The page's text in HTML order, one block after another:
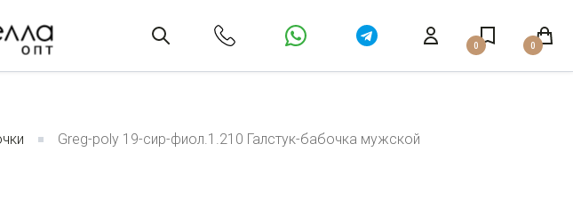
0 0
Greg-poly 19-сир-фиол.1.210 Галстук-бабочка мужской